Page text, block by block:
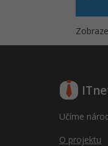
Učíme
O projektu